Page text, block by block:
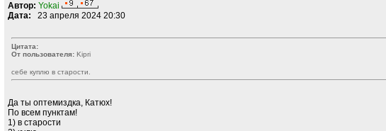
Автор: Yokai
Дата: 23 апреля 2024 20:30
Цитата:
От пользователя: Kipri
себе куплю в старости.
Да ты оптемиздка, Катюх!
По всем пунктам!
1) в старости